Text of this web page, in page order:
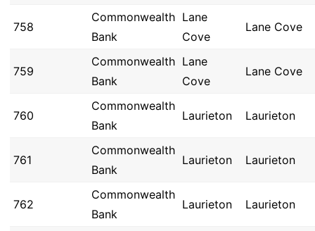
758
Commonwealth
Bank
Lane
Cove
Lane Cove
759
Commonwealth
Bank
Lane
Cove
Lane Cove
760
Commonwealth
Bank
Laurieton Laurieton
761
Commonwealth
Bank
Laurieton Laurieton
762
Commonwealth
Bank
Laurieton Laurieton